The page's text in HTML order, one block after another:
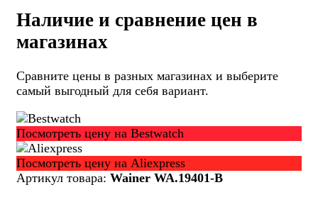
Наличие и сравнение цен в
магазинах
Сравните цены в разных магазинах и выберите
самый выгодный для себя вариант.
Посмотреть цену на Bestwatch
Посмотреть цену на Aliexpress
Артикул товара: Wainer WA.19401-B